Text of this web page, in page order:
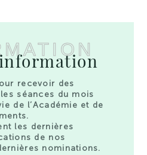
recevoir des
séances du mois
de l’Académie et de
les dernières
de nos
nominations.